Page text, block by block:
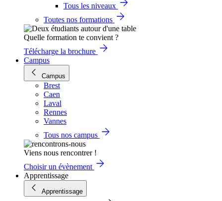
Tous les niveaux
Toutes nos formations
Quelle formation te convient ?
Télécharge la brochure
Campus
Campus
Brest
Caen
Laval
Rennes
Vannes
Tous nos campus
Viens nous rencontrer !
Choisir un évènement
Apprentissage
Apprentissage